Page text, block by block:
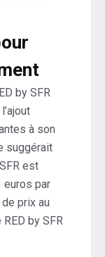
by SFR
à son
suggérait
est
euros par
prix au
by SFR